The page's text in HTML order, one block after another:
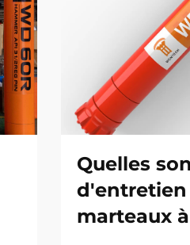
Quelles
d'entretien
marteaux